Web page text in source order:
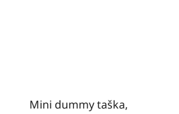
Mini dummy taška,